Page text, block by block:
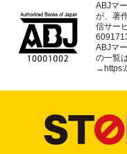
ABJマ
が、著
信サー
ABJマ
の一覧
→